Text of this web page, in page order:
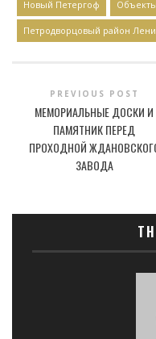
Новый Петергоф
Петродворцовый район
PREVIOUS POST
МЕМОРИАЛЬНЫЕ ДОСКИ И
ПАМЯТНИК ПЕРЕД
ПРОХОДНОЙ
ЗАВОДА